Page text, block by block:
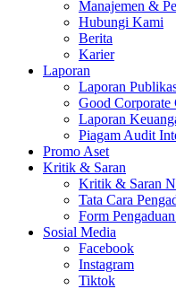
Manajemen &
Hubungi Kami
Berita
Karier
Laporan
Laporan
Good Corporate
Laporan
Piagam Audit
Promo Aset
Kritik & Saran
Kritik & Saran
Tata Cara
Form
Sosial Media
Facebook
Instagram
Tiktok